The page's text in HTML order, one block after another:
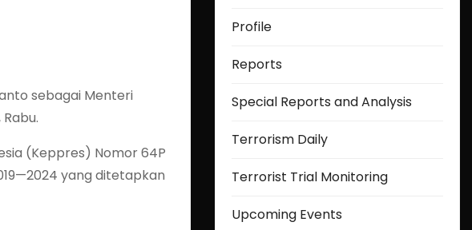
sebagai Menteri
(Keppres) Nomor 64P
yang ditetapkan
Profile
Reports
Special Reports and Analysis
Terrorism Daily
Terrorist Trial Monitoring
Upcoming Events